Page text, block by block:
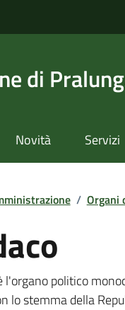
di
Novità Servizi
/ Organi
l'organo politico
lo stemma della